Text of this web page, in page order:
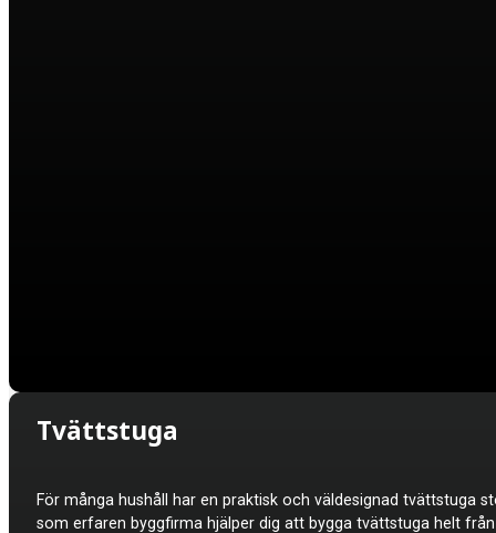
Tvättstuga
För många hushåll har en praktisk och väldesignad
som erfaren byggfirma hjälper dig att bygga tvättstuga helt